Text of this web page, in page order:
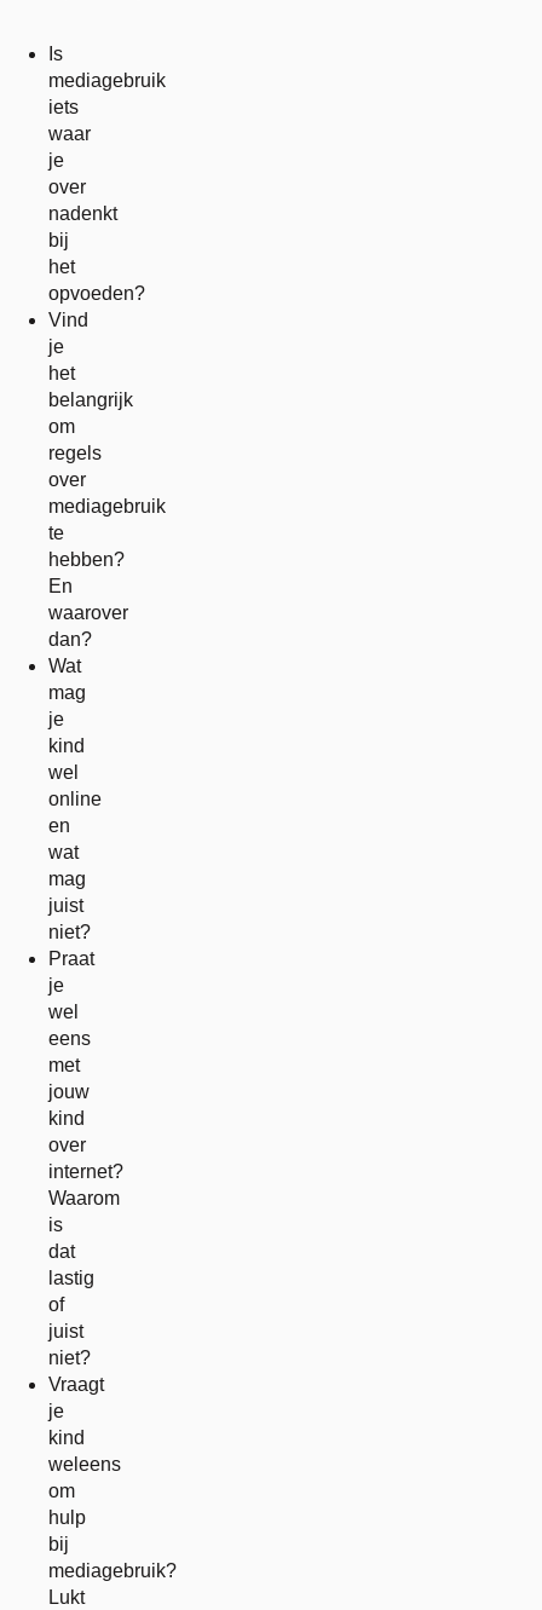
Is
mediagebruik
iets
waar
je
over
nadenkt
bij
het
opvoeden?
Vind
je
het
belangrijk
om
regels
over
mediagebruik
te
hebben?
En
waarover
dan?
Wat
mag
je
kind
wel
online
en
wat
mag
juist
niet?
Praat
je
wel
eens
met
jouw
kind
over
internet?
Waarom
is
dat
lastig
of
juist
niet?
Vraagt
je
kind
weleens
om
hulp
bij
mediagebruik?
Lukt